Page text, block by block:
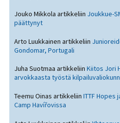
Jouko Mikkola artikkeliin Joukkue-
päättynyt
Arto Luukkainen artikkeliin
Gondomar, Portugali
Juha Suotmaa artikkeliinKiitos Jori
arvokkaasta työstä
Teemu Oinas artikkeliinITTF Hopes
Camp Havířovissa